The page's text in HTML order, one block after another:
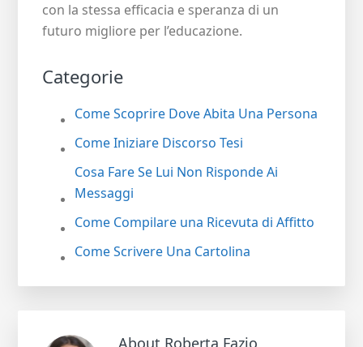
con la stessa efficacia e speranza di un
futuro migliore per l’educazione.
Categorie
Come Scoprire Dove Abita Una Persona
Come Iniziare Discorso Tesi
Cosa Fare Se Lui Non Risponde Ai
Messaggi
Come Compilare una Ricevuta di Affitto
Come Scrivere Una Cartolina